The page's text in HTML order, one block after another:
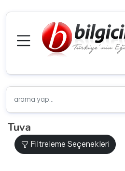
Tuva
Filtreleme Seçenekleri